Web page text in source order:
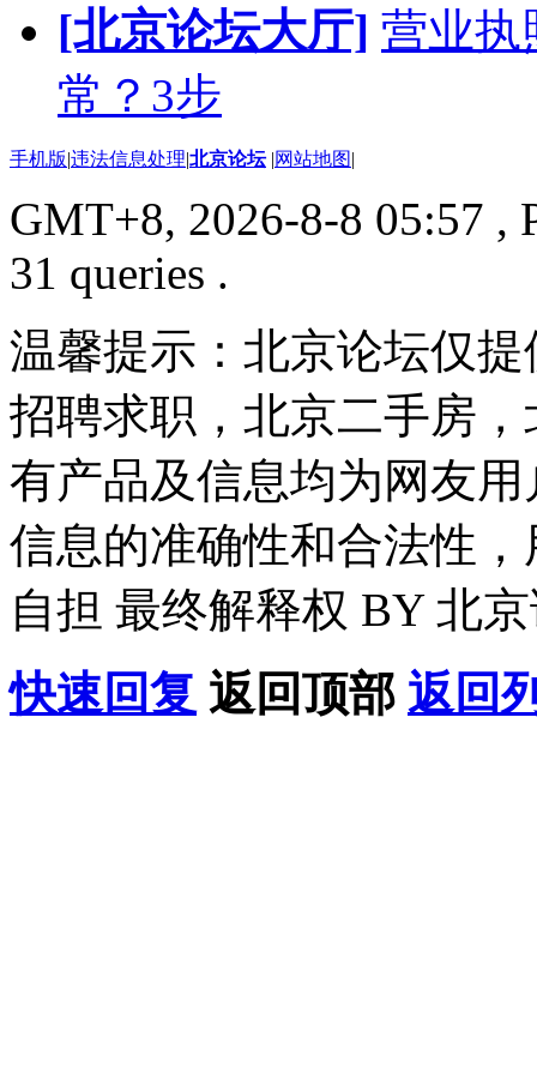
[北京论坛大厅] 营业执
常？3步
手机版|违法信息处理|北京论坛 |网站地图|
GMT+8, 2026-8-8 05:57 ,
31 queries .
温馨提示：北京论坛仅
招聘求职，北京二手房
有产品及信息均为网友
信息的准确性和合法性
自担 最终解释权 BY 北
快速回复 返回顶部 返回